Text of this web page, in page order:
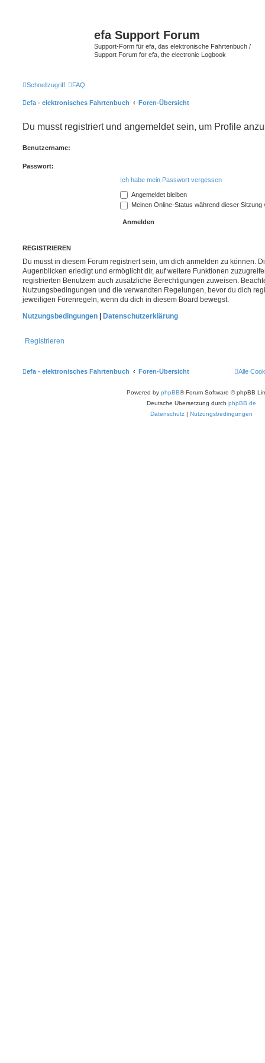
efa Support Forum
Support-Form für efa, das elektronische Fahrtenbuch /
Support Forum for efa, the electronic Logbook
Schnellzugriff FAQ
efa - elektronisches Fahrtenbuch Foren-Übersicht
Du musst registriert und angemeldet sein, um Profile
Benutzername:
Passwort:
Ich habe mein Passwort vergessen
Angemeldet bleiben
Meinen Online-Status während dieser Sitzung
REGISTRIEREN
Du musst in diesem Forum registriert sein, um dich anmelden zu können.
Augenblicken erledigt und ermöglicht dir, auf weitere Funktionen
registrierten Benutzern auch zusätzliche Berechtigungen zuweisen.
Nutzungsbedingungen und die verwandten Regelungen, bevor du dich
jeweiligen Forenregeln, wenn du dich in diesem Board bewegst.
Nutzungsbedingungen
Datenschutzerklärung
Registrieren
efa - elektronisches Fahrtenbuch Foren-Übersicht Alle
Powered by phpBB® Forum Software © phpBB
Deutsche Übersetzung durch phpBB.de
Datenschutz | Nutzungsbedingungen